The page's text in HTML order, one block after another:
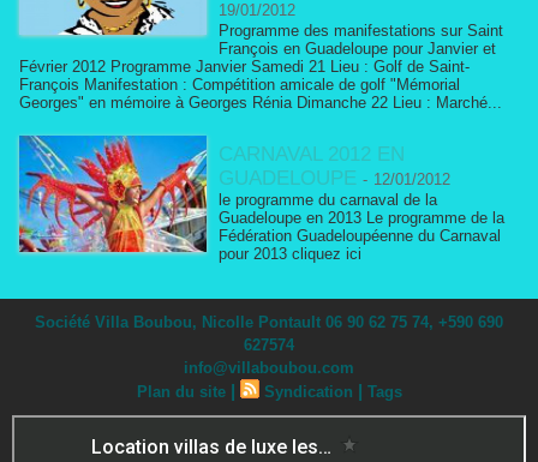
19/01/2012
Programme des manifestations sur Saint
François en Guadeloupe pour Janvier et
Février 2012 Programme Janvier Samedi 21 Lieu : Golf de Saint-
François Manifestation : Compétition amicale de golf "Mémorial
Georges" en mémoire à Georges Rénia Dimanche 22 Lieu : Marché...
CARNAVAL 2012 EN
GUADELOUPE - 12/01/2012
le programme du carnaval de la
Guadeloupe en 2013 Le programme de la
Fédération Guadeloupéenne du Carnaval
pour 2013 cliquez ici
Société Villa Boubou, Nicolle Pontault 06 90 62 75 74, +590 690
627574
info@villaboubou.com
Plan du site | Syndication | Tags